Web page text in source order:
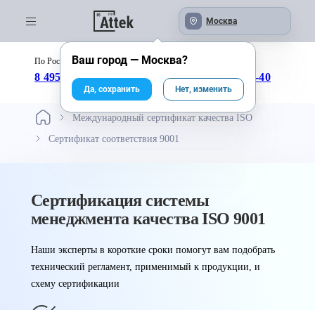
Москва
По России бесплатно:
8 495 246-04-43 8 800 333-25-40
Международный сертификат качества ISO
Cертификат соответствия 9001
Сертификация системы
менеджмента качества ISO 9001
Наши эксперты в короткие сроки помогут вам подобрать
технический регламент, применимый к продукции, и
схему сертификации
Ваш город — Москва?
Да, сохранить Нет, изменить